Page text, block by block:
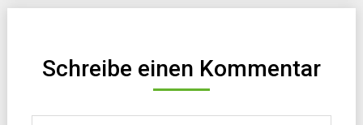
Schreibe einen Kommentar